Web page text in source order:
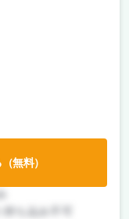
ち込み不可
無料）